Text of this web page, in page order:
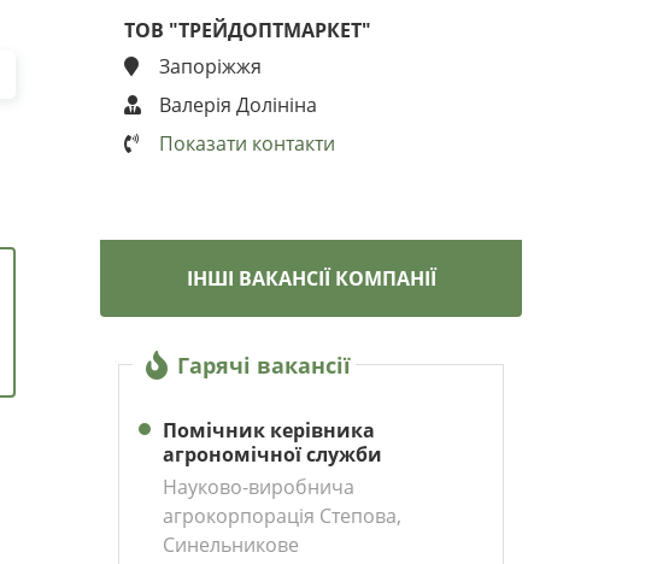
ТОВ "ТРЕЙДОПТМАРКЕТ"
Запоріжжя
Валерія Долініна
Показати контакти
ІНШІ ВАКАНСІЇ КОМПАНІЇ
Гарячі вакансії
Помічник керівника
агрономічної служби
Науково-виробнича
агрокорпорація Степова,
Синельникове